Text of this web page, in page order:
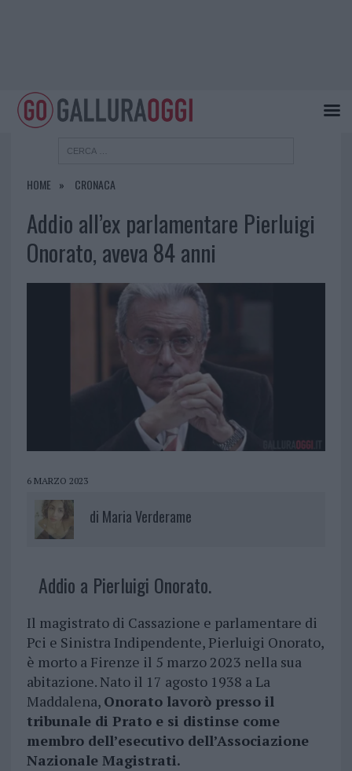
HOME CRONACA
Addio all’ex parlamentare Pierluigi
Onorato, aveva 84 anni
6 MARZO 2023
di Maria Verderame
Addio a Pierluigi Onorato.
Il magistrato di Cassazione e parlamentare di
Pci e Sinistra Indipendente, Pierluigi Onorato,
è morto a Firenze il 5 marzo 2023 nella sua
abitazione. Nato il 17 agosto 1938 a La
Maddalena, Onorato lavorò presso il
tribunale di Prato e si distinse come
membro dell’esecutivo dell’Associazione
Nazionale Magistrati.